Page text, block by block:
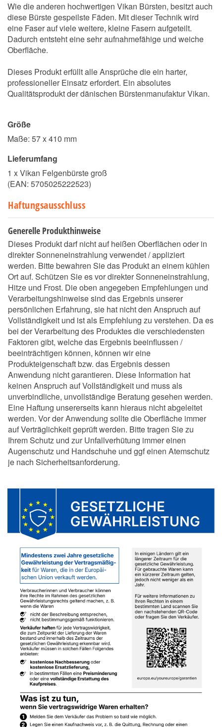
Wie die anderen hochwertigen Vikan Bürsten, besitzt auch
diese Bürste gespeilste Fäden. Mit dieser Technik wird
eine Faser auf viele weitere, kleine Fasern aufgeteilt.
Dadurch entsteht eine sehr aufnahmefähige und weiche
Oberfläche.
Dieses Produkt erfüllt alle Ansprüche die ein harter,
professioneller Einsatz erfordert. Ein absolutes
Qualitätsprodukt der dänischen Bürstenmanufaktur Vikan.
Größe
Maße: 57 x 410 mm
Lieferumfang
1 x Vikan Felgenbürste groß
(EAN: 5705025222523)
Haftungsausschluss
Generelle Produkthinweise
Dieses Produkt darf nicht auf heißen Oberflächen oder in
direkter Sonneneinstrahlung verwendet / appliziert
werden. Bitte bewahren Sie das Produkt an einem kühlen
Ort auf. Schützen Sie es vor direkter Sonneneinstrahlung,
Hitze und Frost. Die oben angegeben Empfehlungen und
Verarbeitungshinweise sind das Ergebnis unserer
persönlichen Erfahrung, sie hat nicht den Anspruch auf
Vollständigkeit und ist als Empfehlung zu verstehen. Da es
bei der Verarbeitung des Produktes die verschiedensten
Faktoren gibt, welche das Ergebnis beeinflussen /
beeinträchtigen können, können wir eine
Produkteigenschaft bzw. das Ergebnis dessen
Anwendung nicht garantieren. Diese Information hat
keinen Anspruch auf Vollständigkeit und muss als
unverbindliche, unvollständige Beratung gesehen werden.
Eine Haftung unsererseits kann hieraus nicht abgeleitet
werden. Vor der Anwendung sollte die Oberfläche immer
auf Verträglichkeit geprüft werden. Bitte tragen Sie zu
Ihrem Schutz und zur Unfallverhütung immer einen
Augenschutz und Handschuhe und ggf einen Atemschutz
je nach Sicherheitsanforderung.